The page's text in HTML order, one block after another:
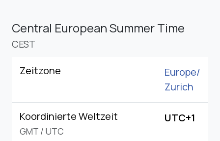
Central European Summer Time
CEST
Zeitzone
Europe/
Zurich
Koordinierte Weltzeit
GMT / UTC
UTC+1